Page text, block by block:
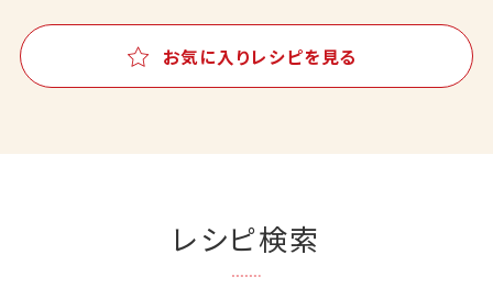
お気に入りレシピを見る
レシピ検索